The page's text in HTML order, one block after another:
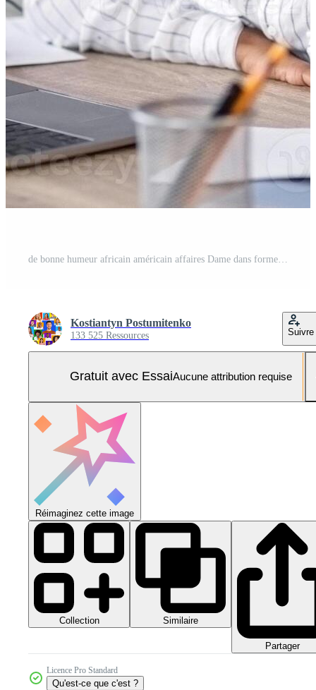
Kostiantyn Postumitenko
133 525 Ressources Suivre
Gratuit avec EssaiAucune attribution requise
Réimaginez cette image
Collection Similaire
Partager
Licence Pro Standard
Qu'est-ce que c'est ?